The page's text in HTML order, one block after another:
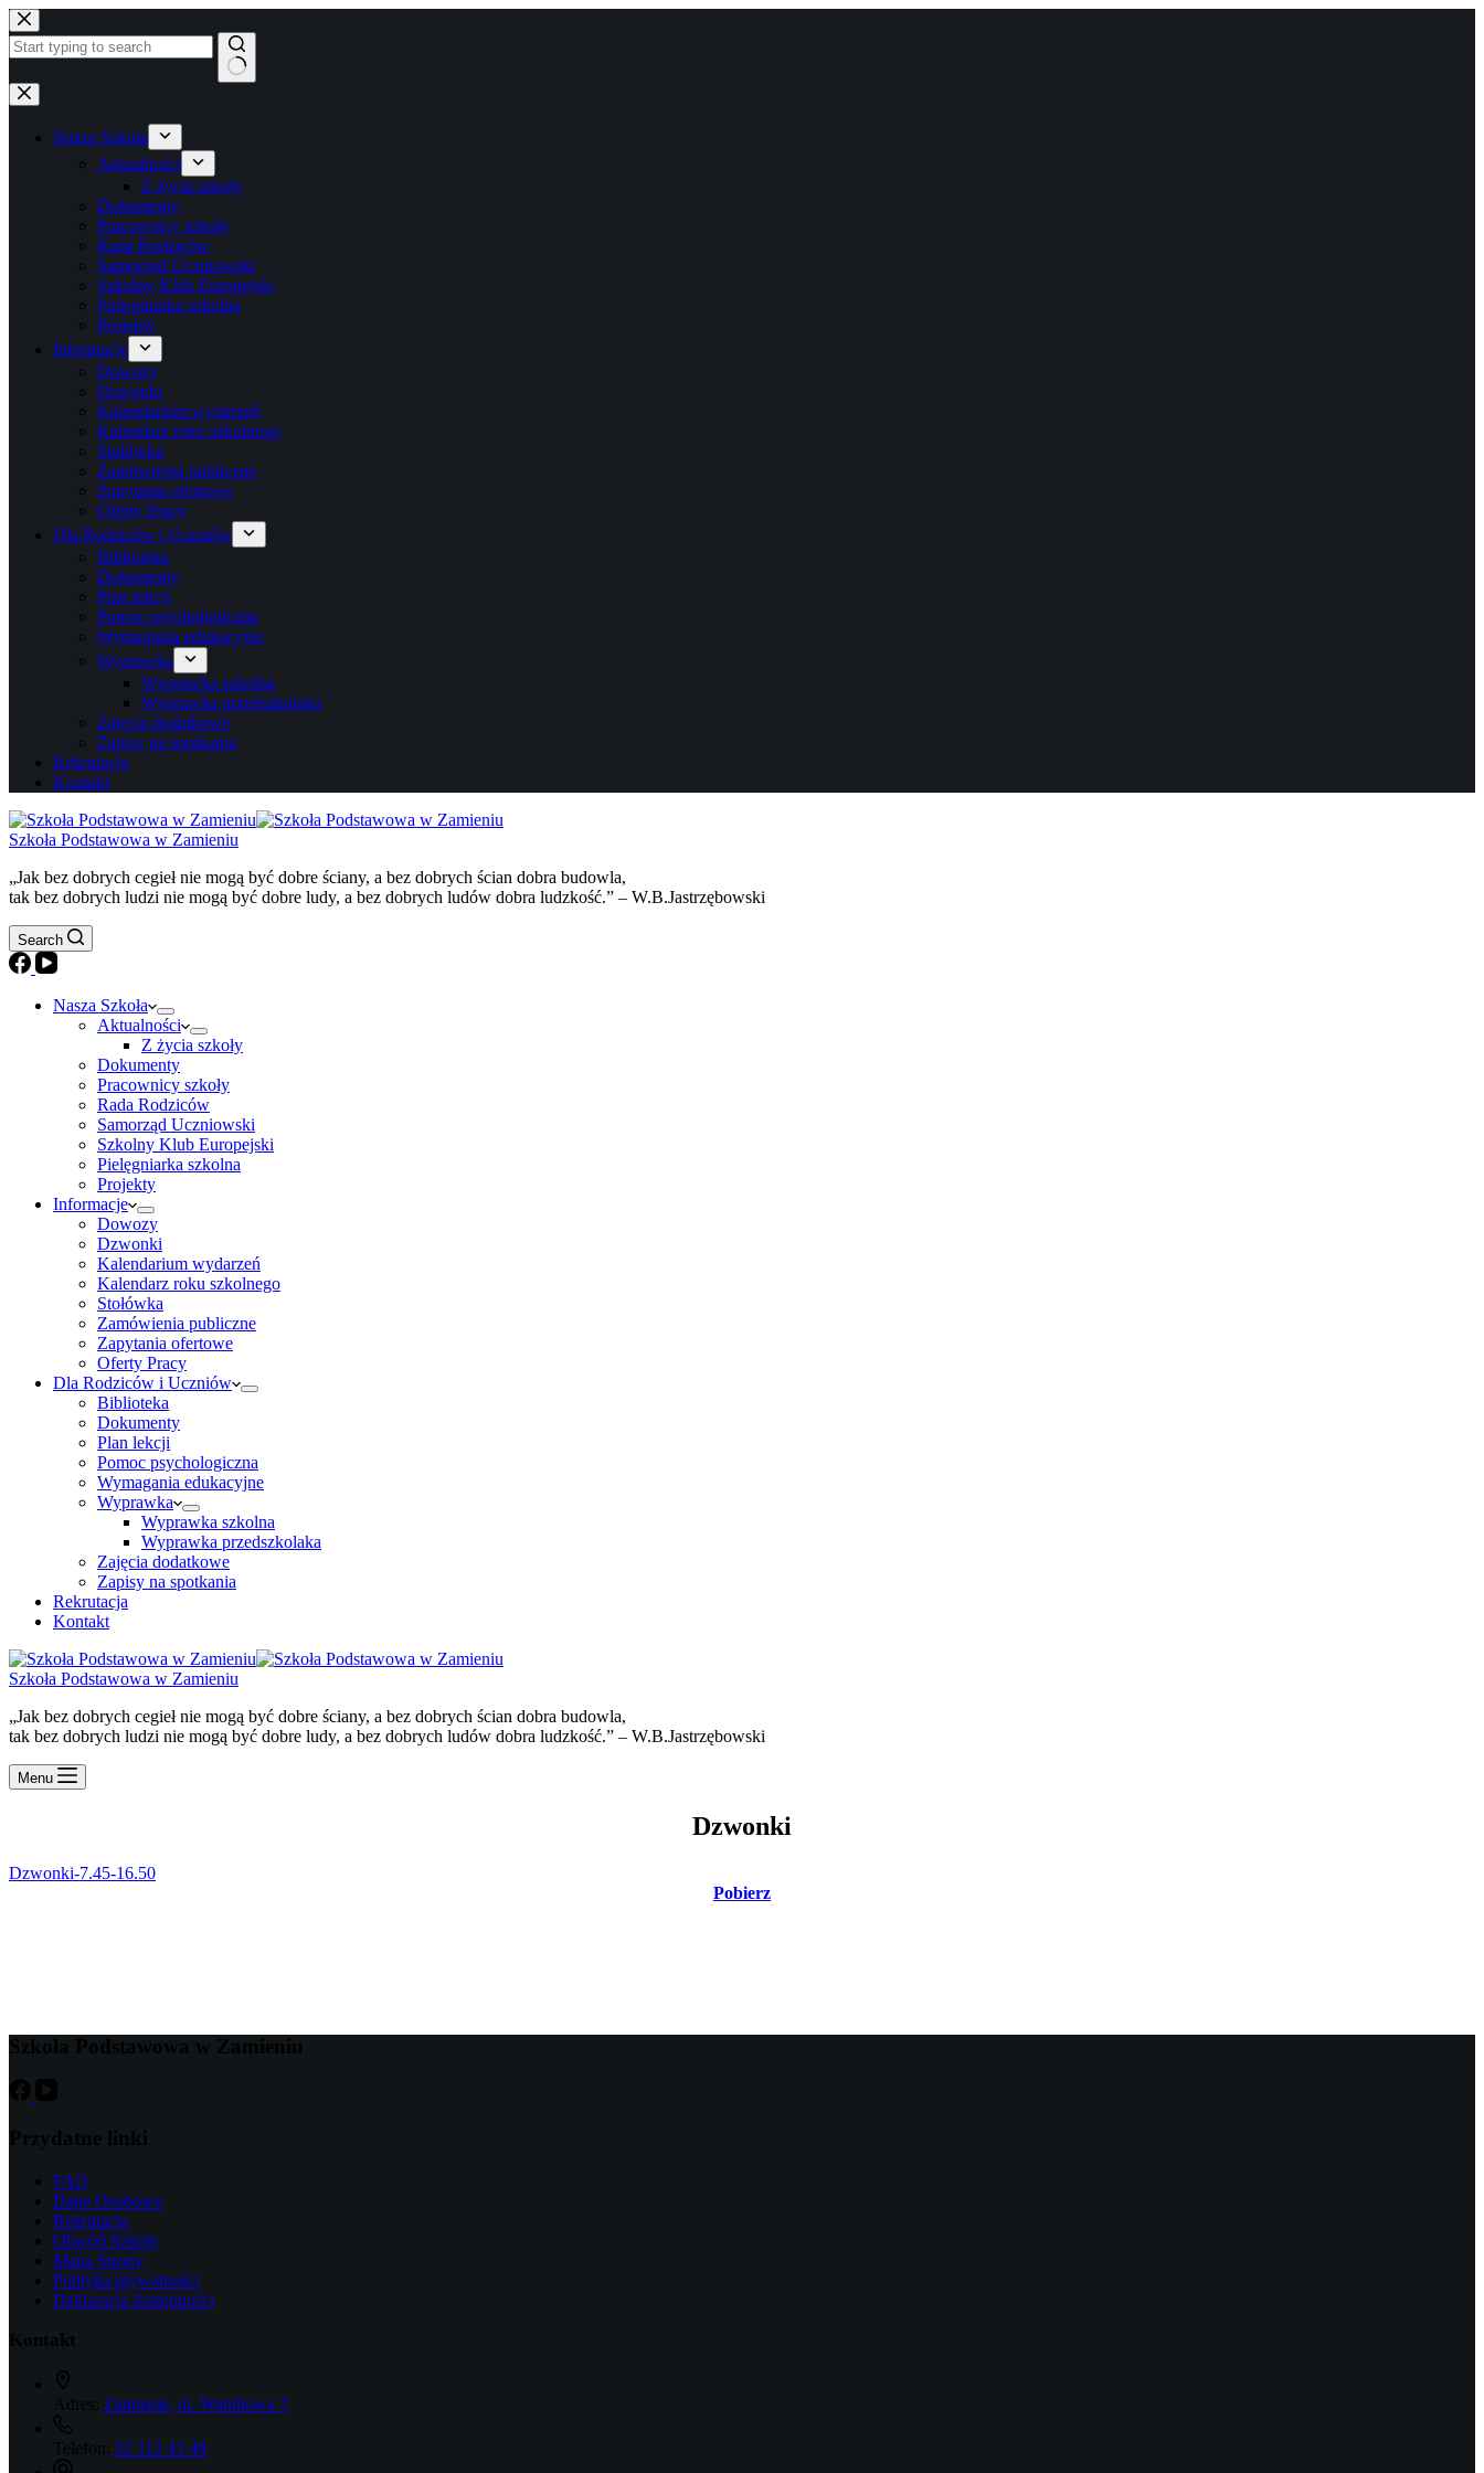
Przejdź
do
treści
Brak
wyników
Nasza Szkoła
Aktualności
Z życia szkoły
Dokumenty
Pracownicy szkoły
Rada Rodziców
Samorząd Uczniowski
Szkolny Klub Europejski
Pielęgniarka szkolna
Projekty
Informacje
Dowozy
Dzwonki
Kalendarium wydarzeń
Kalendarz roku szkolnego
Stołówka
Zamówienia publiczne
Zapytania ofertowe
Oferty Pracy
Dla Rodziców i Uczniów
Biblioteka
Dokumenty
Plan lekcji
Pomoc psychologiczna
Wymagania edukacyjne
Wyprawka
Wyprawka szkolna
Wyprawka przedszkolaka
Zajęcia dodatkowe
Zapisy na spotkania
Rekrutacja
Kontakt
Szkoła Podstawowa w Zamieniu
„Jak bez dobrych cegieł nie mogą być dobre ściany, a bez dobrych ścian dobra budowla,
tak bez dobrych ludzi nie mogą być dobre ludy, a bez dobrych ludów dobra ludzkość.” – W.B.Jastrzębowski
Search
Nasza Szkoła
Aktualności
Z życia szkoły
Dokumenty
Pracownicy szkoły
Rada Rodziców
Samorząd Uczniowski
Szkolny Klub Europejski
Pielęgniarka szkolna
Projekty
Informacje
Dowozy
Dzwonki
Kalendarium wydarzeń
Kalendarz roku szkolnego
Stołówka
Zamówienia publiczne
Zapytania ofertowe
Oferty Pracy
Dla Rodziców i Uczniów
Biblioteka
Dokumenty
Plan lekcji
Pomoc psychologiczna
Wymagania edukacyjne
Wyprawka
Wyprawka szkolna
Wyprawka przedszkolaka
Zajęcia dodatkowe
Zapisy na spotkania
Rekrutacja
Kontakt
Szkoła Podstawowa w Zamieniu
„Jak bez dobrych cegieł nie mogą być dobre ściany, a bez dobrych ścian dobra budowla,
tak bez dobrych ludzi nie mogą być dobre ludy, a bez dobrych ludów dobra ludzkość.” – W.B.Jastrzębowski
Menu
Dzwonki
Dzwonki-7.45-16.50
Pobierz
Szkoła Podstawowa w Zamieniu
Przydatne linki
FAQ
Dane Osobowe
Rekrutacja
Obwód Szkoły
Mapa Strony
Polityka prywatności
Deklaracja dostępności
Kontakt
Adres: Zamienie, ul. Waniliowa 7
Telefon: 22 112 43 49